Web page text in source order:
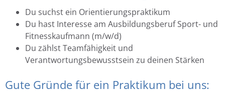
Du suchst ein Orientierungspraktikum
Du hast Interesse am Ausbildungsberuf Sport- und
Fitnesskaufmann (m/w/d)
Du zählst Teamfähigkeit und
Verantwortungsbewusstsein zu deinen Stärken
Gute Gründe für ein Praktikum bei uns: